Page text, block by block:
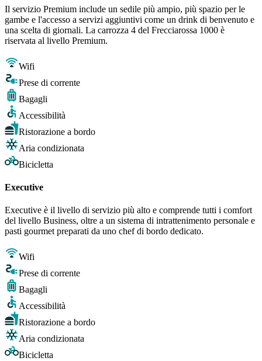
Il servizio Premium include un sedile più ampio, più spazio per le
gambe e l'accesso a servizi aggiuntivi come un drink di benvenuto e
una scelta di giornali. La carrozza 4 del Frecciarossa 1000 è
riservata al livello Premium.
Wifi
Prese di corrente
Bagagli
Accessibilità
Ristorazione a bordo
Aria condizionata
Bicicletta
Executive
Executive è il livello di servizio più alto e comprende tutti i comfort
del livello Business, oltre a un sistema di intrattenimento personale e
pasti gourmet preparati da uno chef di bordo dedicato.
Wifi
Prese di corrente
Bagagli
Accessibilità
Ristorazione a bordo
Aria condizionata
Bicicletta